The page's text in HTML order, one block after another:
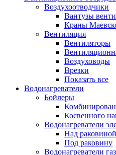
Воздухоотводчики
Вантузы
Краны
Вентиляция
Вентиляторы
Воздуховоды
Врезки
Показать все
Водонагреватели
Бойлеры
Косвенного
Водонагреватели
Над раковиной
Под раковину
Водонагреватели